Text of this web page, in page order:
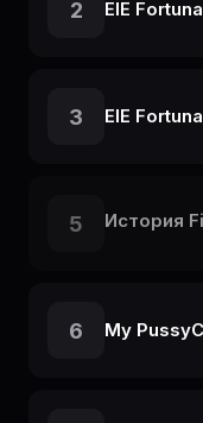
2 ElE
3
5 История
6 My